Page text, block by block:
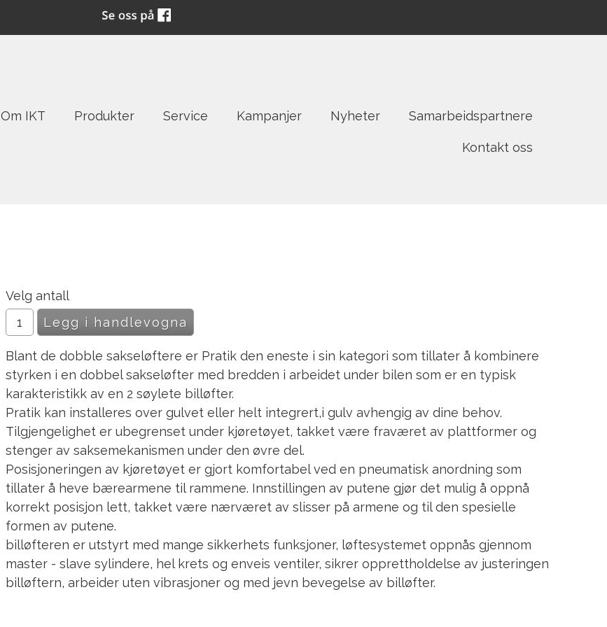
Om IKT Produkter Service Kampanjer Nyheter Samarbeidspartnere
Kontakt oss
Velg antall
Blant de dobble sakseløftere er Pratik den eneste i sin kategori som tillater å kombinere
styrken i en dobbel sakseløfter med bredden i arbeidet under bilen som er en typisk
karakteristikk av en 2 søylete billøfter.
Pratik kan installeres over gulvet eller helt integrert,i gulv avhengig av dine behov.
Tilgjengelighet er ubegrenset under kjøretøyet, takket være fraværet av plattformer og
stenger av saksemekanismen under den øvre del.
Posisjoneringen av kjøretøyet er gjort komfortabel ved en pneumatisk anordning som
tillater å heve bærearmene til rammene. Innstillingen av putene gjør det mulig å oppnå
korrekt posisjon lett, takket være nærværet av slisser på armene og til den spesielle
formen av putene.
billøfteren er utstyrt med mange sikkerhets funksjoner, løftesystemet oppnås gjennom
master - slave sylindere, hel krets og enveis ventiler, sikrer opprettholdelse av justeringen
billøftern, arbeider uten vibrasjoner og med jevn bevegelse av billøfter.